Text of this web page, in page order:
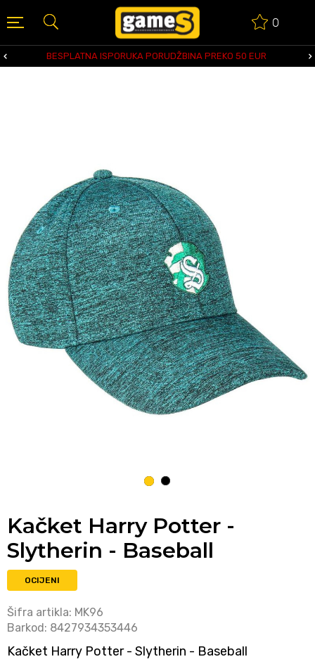
0
BESPLATNA ISPORUKA PORUDŽBINA PREKO 50 EUR
1 2
Kačket Harry Potter -
Slytherin - Baseball
OCIJENI
Šifra artikla: MK96
Barkod: 8427934353446
Kačket Harry Potter - Slytherin - Baseball